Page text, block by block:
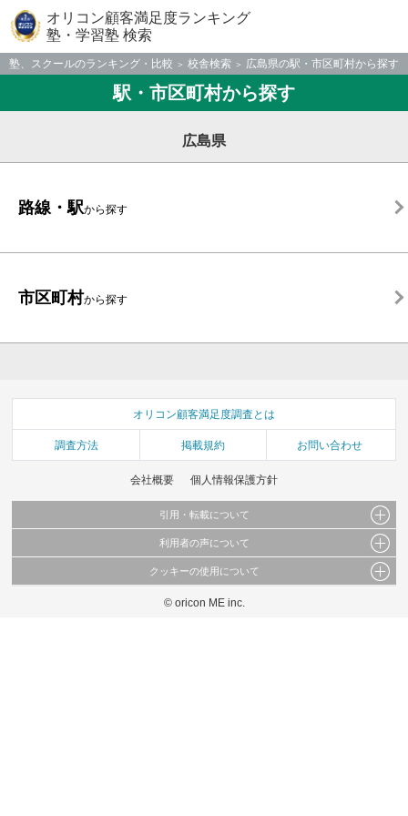
オリコン顧客満足度ランキング
塾・学習塾 検索
塾、スクールのランキング・比較 校舎検索 広島県の駅・市区町村から探す
駅・市区町村から探す
広島県
路線・駅から探す
市区町村から探す
オリコン顧客満足度調査とは
調査方法 掲載規約 お問い合わせ
会社概要 個人情報保護方針
引用・転載について
当サイトで公開されている情報（文字、写真、イラスト、画像データ等）及びこれらの配
これらの情報を権利者の許可なく無断転載・複製などの二次利用を行うことは固く禁じて
利用者の声について
当サイトに掲載している内容はすべてサービスの利用者が提出された見解・感想です。
弊社の見解・ 意見ではないことをご理解いただいた上でご覧ください。
クッキーの使用について
このサイトでは Cookie を使用して、ユーザーに合わせたコンテンツや広告の表示、ソー
© oricon ME inc.